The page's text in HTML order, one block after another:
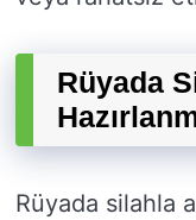
Rüyada
Rüyada silahla